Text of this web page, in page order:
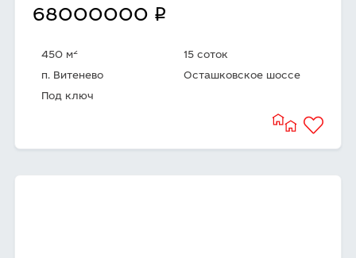
68000000 q
450 м2
15 соток
п. Витенево
Осташковское шоссе
Под ключ